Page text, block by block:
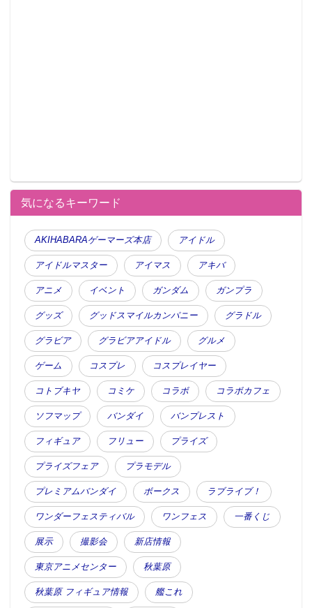
気になるキーワード
AKIHABARAゲーマーズ本店 アイドル
アイドルマスター アイマス アキバ
アニメ イベント ガンダム ガンプラ
グッズ グッドスマイルカンパニー グラドル
グラビア グラビアアイドル グルメ
ゲーム コスプレ コスプレイヤー
コトブキヤ コミケ コラボ コラボカフェ
ソフマップ バンダイ バンプレスト
フィギュア フリュー プライズ
プライズフェア プラモデル
プレミアムバンダイ ボークス ラブライブ！
ワンダーフェスティバル ワンフェス 一番くじ
展示 撮影会 新店情報
東京アニメセンター 秋葉原
秋葉原 フィギュア情報 艦これ